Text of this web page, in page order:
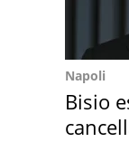
Napoli
Bisio